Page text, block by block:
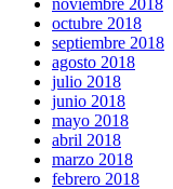
octubre 2018
septiembre 2018
agosto 2018
julio 2018
junio 2018
mayo 2018
abril 2018
marzo 2018
febrero 2018